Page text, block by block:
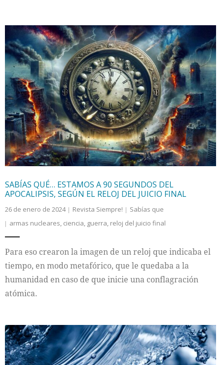
SABÍAS QUÉ… ESTAMOS A 90 SEGUNDOS DEL
APOCALIPSIS, SEGÚN EL RELOJ DEL JUICIO FINAL
26 de enero de 2024 Revista Siempre!
Sabías que
armas nucleares, ciencia, guerra, reloj del juicio final
Para eso crearon la imagen de un reloj que indicaba el
tiempo, en modo metafórico, que le quedaba a la
humanidad en caso de que inicie una conflagración
atómica.